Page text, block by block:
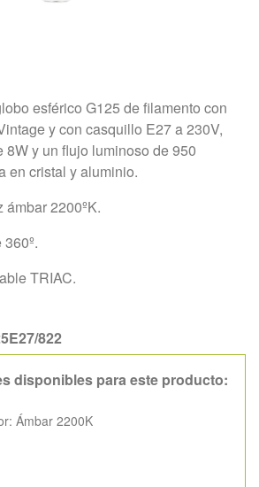
esférico G125 de filamento con
y con casquillo E27 a 230V,
8W y un flujo luminoso de 950
en cristal y aluminio.
2200ºK.
TRIAC.
822
disponibles para este producto:
Ámbar 2200K